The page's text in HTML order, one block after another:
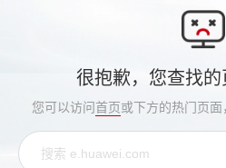
很抱歉，您查找
您可以访问首页或下方的热门页